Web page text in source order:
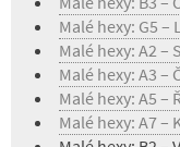
Malé hexy: G5
Malé hexy: A2 –
Malé hexy: A3 –
Malé hexy: A5 –
Malé hexy: A7